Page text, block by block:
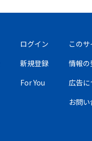
ログイン
新規登録
For You
この
情報の
広告に
お問